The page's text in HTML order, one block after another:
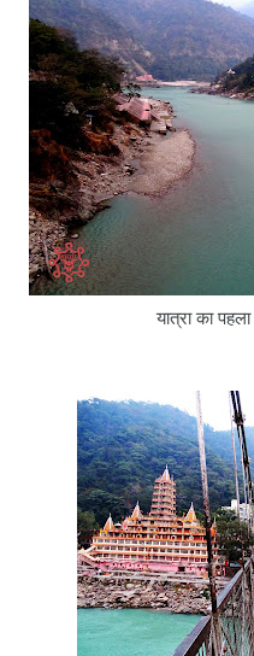
यात्रा का